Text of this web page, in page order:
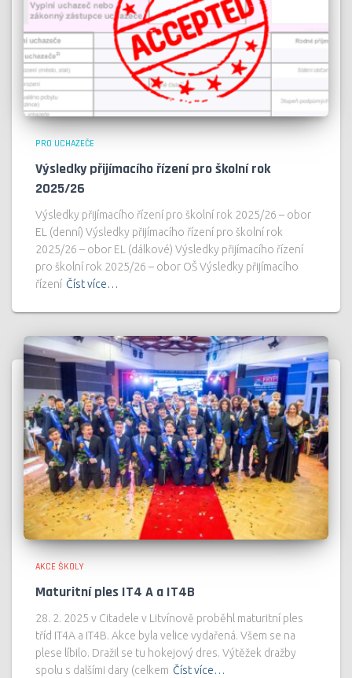
PRO UCHAZEČE
Výsledky přijímacího řízení pro školní rok
2025/26
Výsledky přijímacího řízení pro školní rok 2025/26 – obor
EL (denní) Výsledky přijímacího řízení pro školní rok
2025/26 – obor EL (dálkové) Výsledky přijímacího řízení
pro školní rok 2025/26 – obor OŠ Výsledky přijímacího
řízení Číst více…
AKCE ŠKOLY
Maturitní ples IT4 A a IT4B
28. 2. 2025 v Citadele v Litvínově proběhl maturitní ples
tříd IT4A a IT4B. Akce byla velice vydařená. Všem se na
plese líbilo. Dražil se tu hokejový dres. Výtěžek dražby
spolu s dalšími dary (celkem Číst více…